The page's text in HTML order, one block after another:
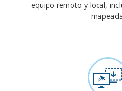
equipo remoto y local,